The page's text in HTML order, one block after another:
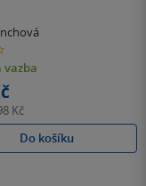
vazba
Kč
Do košíku